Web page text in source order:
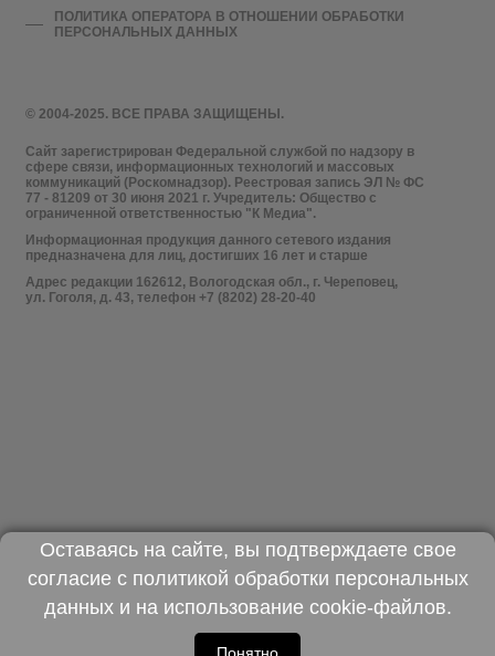
© 2004-2025. ВСЕ ПРАВА ЗАЩИЩЕНЫ.
Сайт зарегистрирован Федеральной службой по надзору в
сфере связи, информационных технологий и массовых
коммуникаций (Роскомнадзор). Реестровая запись ЭЛ № ФС
77 - 81209 от 30 июня 2021 г. Учредитель: Общество с
ограниченной ответственностью "К Медиа".
Информационная продукция данного сетевого издания
предназначена для лиц, достигших 16 лет и старше
Адрес редакции 162612, Вологодская обл., г. Череповец,
ул. Гоголя, д. 43, телефон +7 (8202) 28-20-40
ПОЛИТИКА ОПЕРАТОРА В ОТНОШЕНИИ ОБРАБОТКИ
ПЕРСОНАЛЬНЫХ ДАННЫХ
Оставаясь на сайте, вы подтверждаете свое
согласие с политикой обработки персональных
данныхи на использование cookie-файлов.